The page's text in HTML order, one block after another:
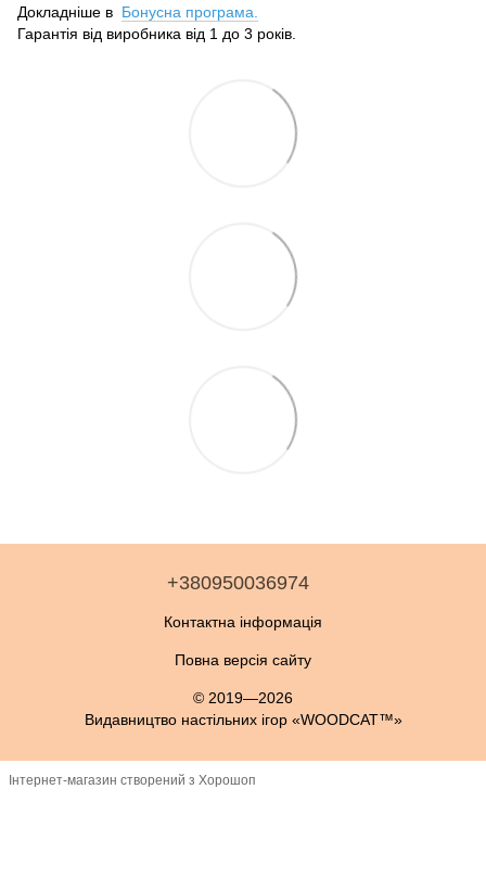
Докладніше в Бонусна програма.
Гарантія від виробника від 1 до 3 років.
+380950036974
Контактна інформація
Повна версія сайту
© 2019—2026
Видавництво настільних ігор «WOODCAT™»
Інтернет-магазин створений з Хорошоп